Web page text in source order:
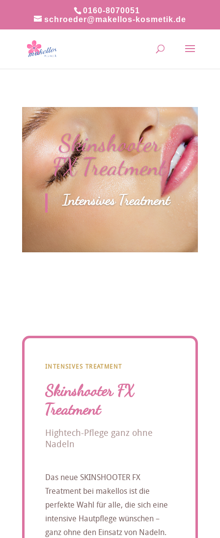
0160-8070051
schroeder@makellos-kosmetik.de
Skinshooter
FX Treatment
Intensives Treatment
INTENSIVES TREATMENT
Skinshooter FX
Treatment
Hightech-Pflege ganz ohne
Nadeln
Das neue SKINSHOOTER FX
Treatment bei makellos ist die
perfekte Wahl für alle, die sich eine
intensive Hautpflege wünschen –
ganz ohne den Einsatz von Nadeln.